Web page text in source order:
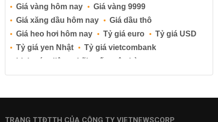
Giá vàng hôm nay
Giá vàng 9999
Giá xăng dầu hôm nay
Giá dầu thô
Giá heo hơi hôm nay
Tỷ giá euro
Tỷ giá USD
Tỷ giá yen Nhật
Tỷ giá vietcombank
Lịch cúp điện
Lãi suất ngân hàng
Lãi suất tiết kiệm
Lãi suất tiền gửi
Lãi suất ngân hàng BIDV
TRANG TTĐTTH CỦA CÔNG TY VIETNEWSCORP